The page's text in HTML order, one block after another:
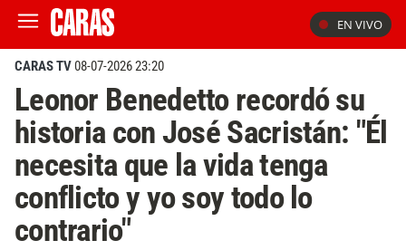
EN VIVO
CARAS TV08-07-2026 23:20
Leonor Benedetto recordó su
historia con José Sacristán: "Él
necesita que la vida tenga
conflicto y yo soy todo lo
contrario"